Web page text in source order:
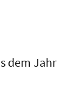
dem Jahr